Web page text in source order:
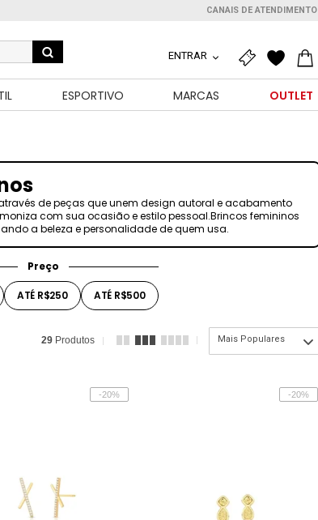
CANAIS DE ATENDIMENTO
ENTRAR
ESPORTIVO MARCAS OUTLET
de peças que unem design autoral e acabamento
com sua ocasião e estilo pessoal.Brincos femininos
a beleza e personalidade de quem usa.
Preço
ATÉ R$250 ATÉ R$500
29 Produtos Mais Populares
-20% -20%